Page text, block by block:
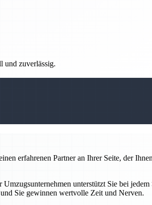
und zuverlässig.
erfahrenen Partner an Ihrer Seite, der
unterstützt Sie bei
Sie gewinnen wertvolle Zeit und Nerven.